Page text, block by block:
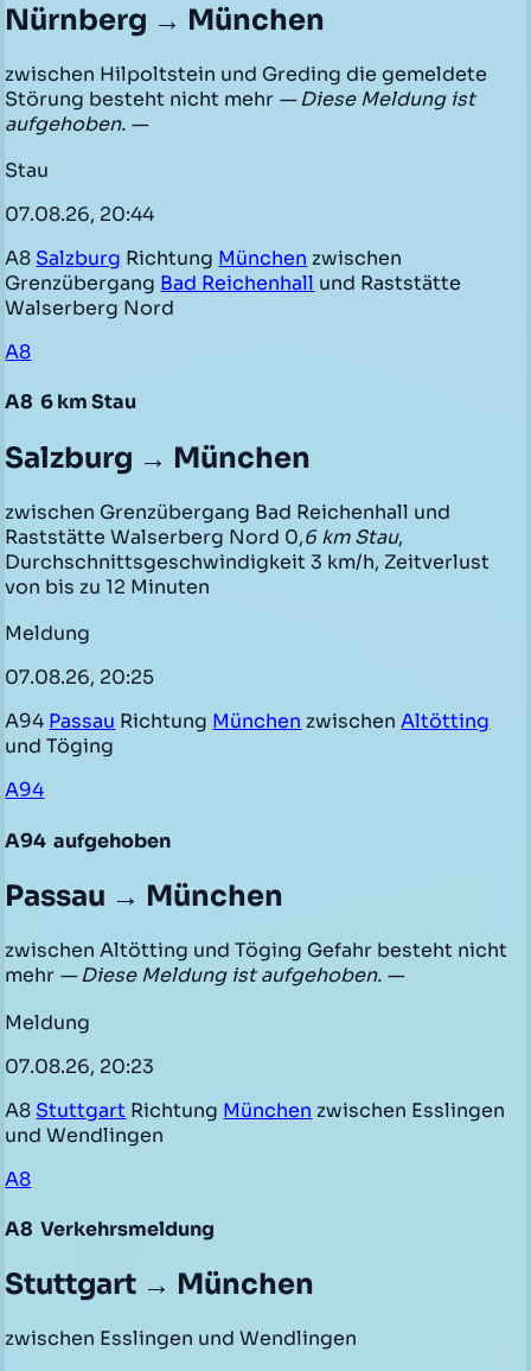
Nürnberg → München
zwischen Hilpoltstein und Greding die gemeldete
Störung besteht nicht mehr — Diese Meldung ist
aufgehoben. —
Stau
07.08.26, 20:44
A8 Salzburg Richtung München zwischen
Grenzübergang Bad Reichenhall und Raststätte
Walserberg Nord
A8
A8 6 km Stau
Salzburg → München
zwischen Grenzübergang Bad Reichenhall und
Raststätte Walserberg Nord 0,6 km Stau,
Durchschnittsgeschwindigkeit 3 km/h, Zeitverlust
von bis zu 12 Minuten
Meldung
07.08.26, 20:25
A94 Passau Richtung München zwischenAltötting
und Töging
A94
A94 aufgehoben
Passau → München
zwischen Altötting und Töging Gefahr besteht nicht
mehr — Diese Meldung ist aufgehoben. —
Meldung
07.08.26, 20:23
A8 Stuttgart Richtung München zwischen Esslingen
und Wendlingen
A8
A8 Verkehrsmeldung
Stuttgart → München
zwischen Esslingen und Wendlingen